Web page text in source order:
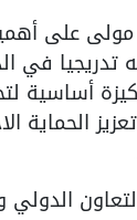
على
تدريجيا في
أساسية
الحماية